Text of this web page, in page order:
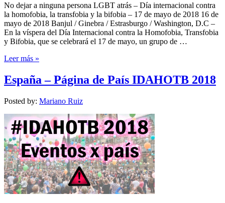
No dejar a ninguna persona LGBT atrás – Día internacional contra
la homofobia, la transfobia y la bifobia – 17 de mayo de 2018 16 de
mayo de 2018 Banjul / Ginebra / Estrasburgo / Washington, D.C –
En la víspera del Día Internacional contra la Homofobia, Transfobia
y Bifobia, que se celebrará el 17 de mayo, un grupo de …
Leer más »
España – Página de País IDAHOTB 2018
Posted by: Mariano Ruiz